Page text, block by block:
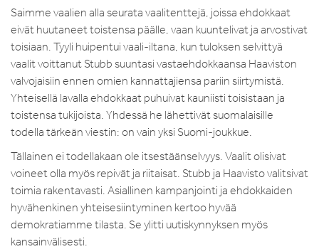
Saimme vaalien alla seurata vaalitenttejä, joissa ehdokkaat
eivät huutaneet toistensa päälle, vaan kuuntelivat ja arvostivat
toisiaan. Tyyli huipentui vaali-iltana, kun tuloksen selvittyä
vaalit voittanut Stubb suuntasi vastaehdokkaansa Haaviston
valvojaisiin ennen omien kannattajiensa pariin siirtymistä.
Yhteisellä lavalla ehdokkaat puhuivat kauniisti toisistaan ja
toistensa tukijoista. Yhdessä he lähettivät suomalaisille
todella tärkeän viestin: on vain yksi Suomi-joukkue.
Tällainen ei todellakaan ole itsestäänselvyys. Vaalit olisivat
voineet olla myös repivät ja riitaisat. Stubb ja Haavisto valitsivat
toimia rakentavasti. Asiallinen kampanjointi ja ehdokkaiden
hyvähenkinen yhteisesiintyminen kertoo hyvää
demokratiamme tilasta. Se ylitti uutiskynnyksen myös
kansainvälisesti.